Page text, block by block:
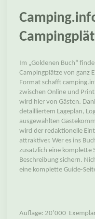
Im „Goldenen Buch“
Campingplätze von ganz
Format schafft
zwischen Online und
wird hier von Gästen.
detailliertem Lageplan,
ausgewählten
wird der redaktionelle
attraktiver. Wer es ins
zusätzlich eine komplette
Beschreibung sichern.
eine komplette Guide-
Auflage: 20’000